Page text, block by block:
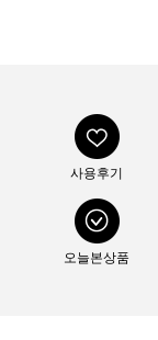
사용후기
오늘본상품